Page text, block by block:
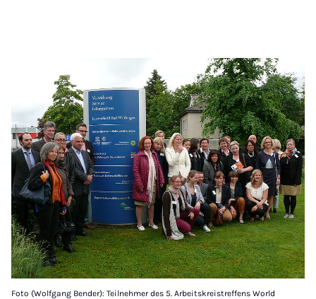
Foto (Wolfgang Bender): Teilnehmer des 5. Arbeitskreistreffens World